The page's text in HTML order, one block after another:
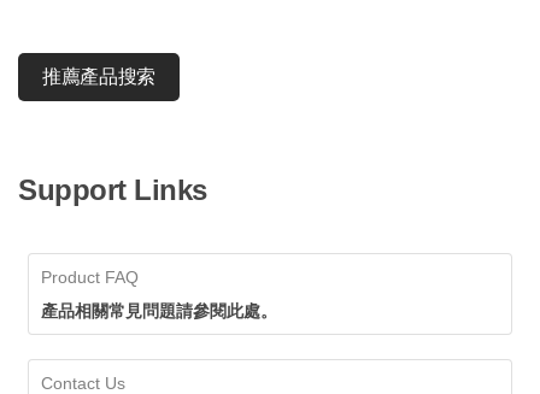
推薦產品搜索
Support Links
Product FAQ
產品相關常見問題請參閱此處。
Contact Us